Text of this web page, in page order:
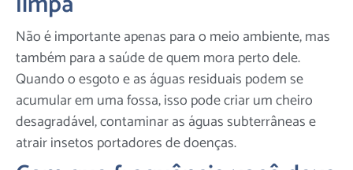
Não é importante apenas para o meio ambiente, mas
também para a saúde de quem mora perto dele.
Quando o esgoto e as águas residuais podem se
acumular em uma fossa, isso pode criar um cheiro
desagradável, contaminar as águas subterrâneas e
atrair insetos portadores de doenças.